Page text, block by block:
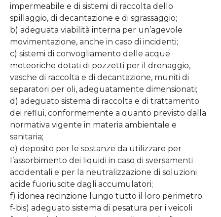
impermeabile e di sistemi di raccolta dello
spillaggio, di decantazione e di sgrassaggio;
b) adeguata viabilità interna per un’agevole
movimentazione, anche in caso di incidenti;
c) sistemi di convogliamento delle acque
meteoriche dotati di pozzetti per il drenaggio,
vasche di raccolta e di decantazione, muniti di
separatori per oli, adeguatamente dimensionati;
d) adeguato sistema di raccolta e di trattamento
dei reflui, conformemente a quanto previsto dalla
normativa vigente in materia ambientale e
sanitaria;
e) deposito per le sostanze da utilizzare per
l’assorbimento dei liquidi in caso di sversamenti
accidentali e per la neutralizzazione di soluzioni
acide fuoriuscite dagli accumulatori;
f) idonea recinzione lungo tutto il loro perimetro.
f-bis) adeguato sistema di pesatura per i veicoli